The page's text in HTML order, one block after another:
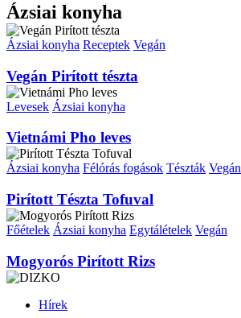
Ázsiai konyha
Ázsiai konyha Receptek Vegán
Vegán Pirított tészta
Levesek Ázsiai konyha
Vietnámi Pho leves
Ázsiai konyha Félórás fogások Tészták Vegán
Pirított Tészta Tofuval
Főételek Ázsiai konyha Egytálételek Vegán
Mogyorós Pirított Rizs
Hírek